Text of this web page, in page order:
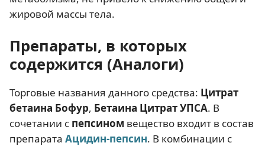
жировой массы тела.
Препараты, в которых
содержится (Аналоги)
Торговые названия данного средства: Цитрат
бетаина Бофур, Бетаина Цитрат УПСА. В
сочетании с пепсином вещество входит в состав
препарата Ацидин-пепсин. В комбинации с